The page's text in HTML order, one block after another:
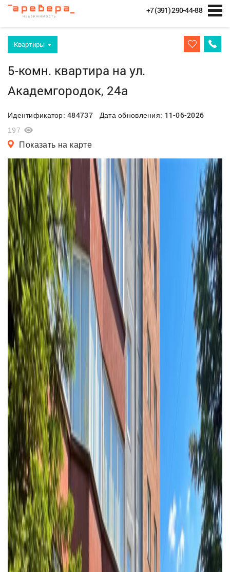
+7 (391) 290-44-88
Квартиры
5-комн. квартира на ул.
Академгородок, 24а
Идентификатор:484737Дата обновления: 11-06-2026
197
Показать на карте